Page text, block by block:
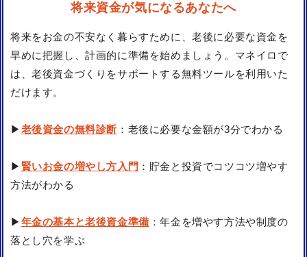
将来資金が気になるあなたへ
将来をお金の不安なく暮らすために、老後に必要な資金を
早めに把握し、計画的に準備を始めましょう。マネイロで
は、老後資金づくりをサポートする無料ツールを利用いた
だけます。
▶ 老後資金の無料診断 ：老後に必要な金額が3分でわかる
▶ 賢いお金の増やし方入門 ：貯金と投資でコツコツ増やす
方法がわかる
▶ 年金の基本と老後資金準備 ：年金を増やす方法や制度の
落とし穴を学ぶ